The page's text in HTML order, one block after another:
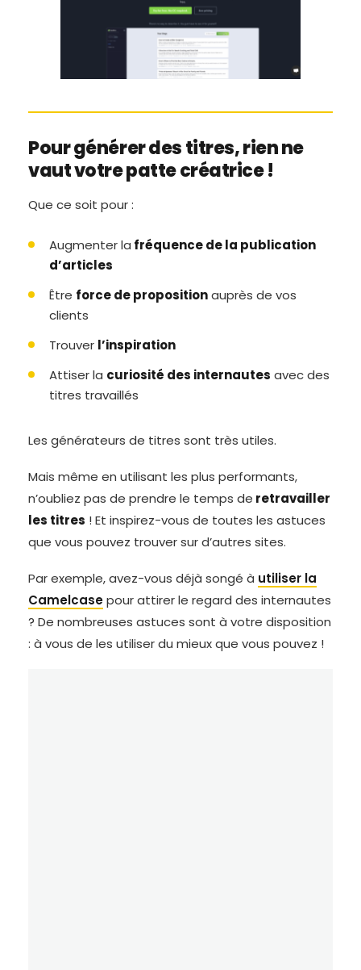
Pour générer des titres, rien ne
vaut votre patte créatrice !
Que ce soit pour :
Augmenter la fréquence de la publication
d’articles
Être force de propositionauprès de vos
clients
Trouver l’inspiration
Attiser la curiosité des internautes avec des
titres travaillés
Les générateurs de titres sont très utiles.
Mais même en utilisant les plus performants,
n’oubliez pas de prendre le temps de retravailler
les titres ! Et inspirez-vous de toutes les astuces
que vous pouvez trouver sur d’autres sites.
Par exemple, avez-vous déjà songé à utiliser la
Camelcasepour attirer le regard des internautes
? De nombreuses astuces sont à votre disposition
: à vous de les utiliser du mieux que vous pouvez !